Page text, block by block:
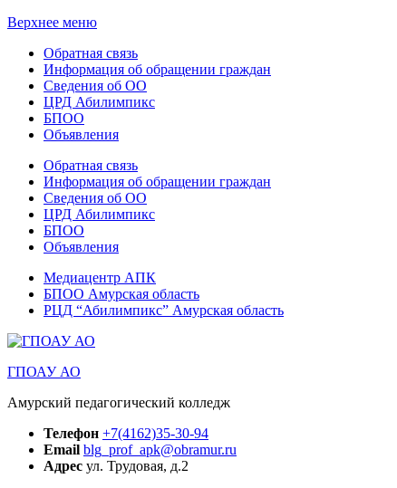
Верхнее меню
Обратная связь
Информация об обращении граждан
Сведения об ОО
ЦРД Абилимпикс
БПОО
Объявления
Обратная связь
Информация об обращении граждан
Сведения об ОО
ЦРД Абилимпикс
БПОО
Объявления
Медиацентр АПК
БПОО Амурская область
РЦД “Абилимпикс” Амурская область
ГПОАУ АО
Амурский педагогический колледж
Телефон +7(4162)35-30-94
Email blg_prof_apk@obramur.ru
Адрес ул. Трудовая, д.2